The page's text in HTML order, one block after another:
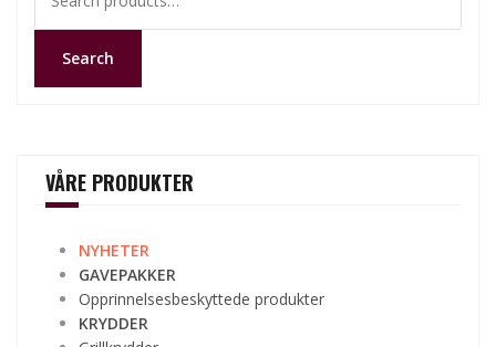
for:
Search
VÅRE PRODUKTER
NYHETER
GAVEPAKKER
Opprinnelsesbeskyttede produkter
KRYDDER